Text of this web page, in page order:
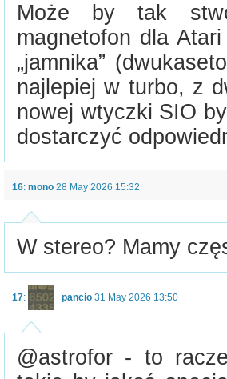
Może by tak
magnetofon dla
„jamnika”
najlepiej w turbo, z
nowej wtyczki SIO
dostarczyć
16: mono 28 May 2026 15:32
W stereo? Mamy
17: pancio 31 May 2026 13:50
@astrofor - to